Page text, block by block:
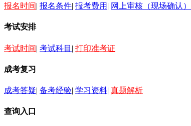
报名时间| 报名条件| 报考费用 | 网上审核（现场确认）
考试安排
考试时间| 考试科目 | 打印准考证
成考复习
成考答疑| 备考经验| 学习资料| 真题解析
查询入口